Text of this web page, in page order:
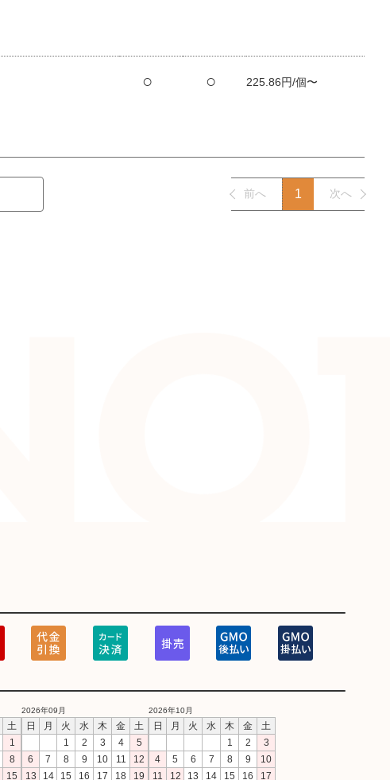
○ ○ 225.86円/個〜
前へ 1 次へ
土
1
8
15
2026年09月
日 月 火 水 木 金
土
1
2 3 4
5
6
7 8 9 10 11
12
13
14 15 16 17 18 19
2026年10月
日 月 火 水 木 金
土
1
2
3
4
5 6 7 8 9
10
11
12 13 14 15 16 17